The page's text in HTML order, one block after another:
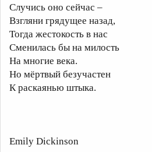
Случись оно сейчас –
Взгляни грядущее назад,
Тогда жестокость в нас
Сменилась бы на милость
На многие века.
Но мёртвый безучастен
К раскаянью штыка.
Emily Dickinson